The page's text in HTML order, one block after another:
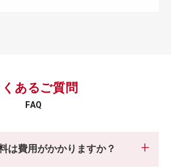
あるご質問
FAQ
は費用がかかりますか？